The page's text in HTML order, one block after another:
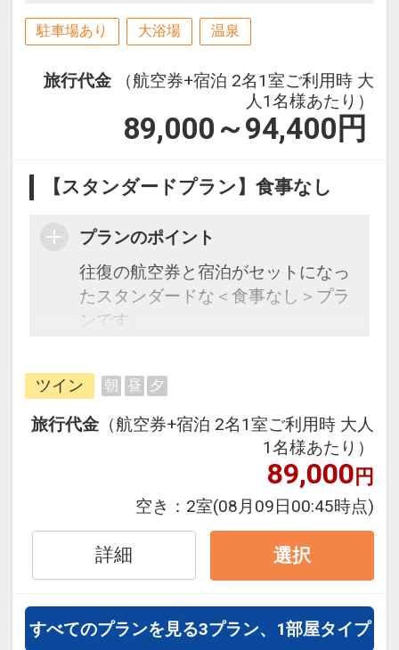
駐車場あり 大浴場 温泉
旅行代金
（航空券+宿泊 2名1室ご利用時 大
人1名様あたり）
89,000～94,400 円
【スタンダードプラン】食事なし
プランのポイント
往復の航空券と宿泊がセットになっ
たスタンダードな＜食事なし＞プラ
ンです。
できるダイナミックパッケージだか
ら、一都市滞在はもちろん周遊旅行
にも最適！
旅行期間中の1泊だけの宿泊や延
泊・飛び泊なども自由自在です。
フライトは、安心のJAL（または
JALグループ）確約！フライトマイ
ル50%貯まります。
オプションでレンタカーや現地交
通・体験プランなどの追加（同時予
約）が可能なプランもございます。
ツイン 朝 昼 夕
旅行代金 （航空券+宿泊 2名1室ご利用時 大人
1名様あたり）
89,000円
空き： 2室(08月09日00:45時点)
詳細 選択
すべてのプランを見る3プラン、1部屋タイプ